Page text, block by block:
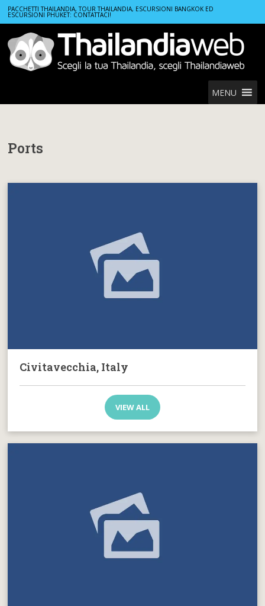
PACCHETTI THAILANDIA, TOUR THAILANDIA, ESCURSIONI BANGKOK ED
ESCURSIONI PHUKET: CONTATTACI!
MENU
Home Ports
Ports
Civitavecchia, Italy
VIEW ALL